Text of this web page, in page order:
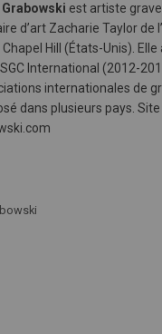
Grabowski est artiste
d’art Zacharie Taylor de
Hill (États-Unis).
International (2012-
internationales de
dans plusieurs pays.